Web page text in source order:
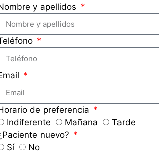
y apellidos
de preferencia
Indiferente
Mañana
Tarde
nuevo?
Sí
No